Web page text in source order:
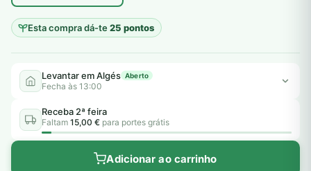
Esta compra dá-te25 pontos
Levantar em Algés Aberto
Fecha às 13:00
Receba 2ª feira
Faltam 15,00 € para portes grátis
Adicionar ao carrinho